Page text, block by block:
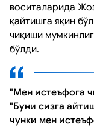
воситаларида
қайтишга яқин
чиқиши
бўлди.
"Мен истеъфога
"Буни сизга
чунки мен